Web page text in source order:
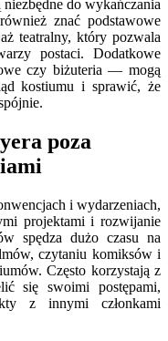
do wykańczania
znać podstawowe
teatralny, który pozwala
postaci. Dodatkowe
czy biżuteria — mogą
kostiumu i sprawić, że
poza
i wydarzeniach,
projektami i rozwijanie
spędza dużo czasu na
czytaniu komiksów i
Często korzystają z
się swoimi postępami,
z innymi członkami